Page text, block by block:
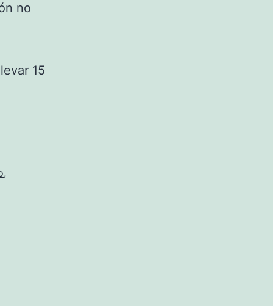
no
15
,